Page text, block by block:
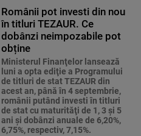
Românii pot investi din nou
în titluri TEZAUR. Ce
dobânzi neimpozabile pot
obține
Ministerul Finanţelor lansează
luni a opta ediţie a Programului
de titluri de stat TEZAUR din
acest an, până în 4 septembrie,
românii putând investi în titluri
de stat cu maturităţi de 1, 3 şi 5
ani şi dobânzi anuale de 6,20%,
6,75%, respectiv, 7,15%.